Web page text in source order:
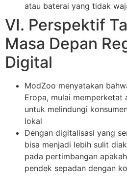
atau baterai yang tidak
VI. Perspektif
Masa Depan
Digital
ModZoo menyatakan
Eropa, mulai memperketat
untuk melindungi
lokal
Dengan digitalisasi yang
bisa menjadi lebih sulit
pada pertimbangan
pendek sepadan dengan